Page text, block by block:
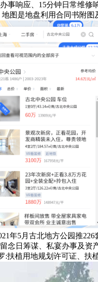
事响应、15分钟日常维
图是地盘利用合同书附
年5月古北地方公园推
念日筹谋、私宴办事及
:扶植用地规划许可证、